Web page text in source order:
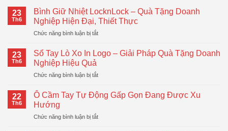
23
Th6
Bình Giữ Nhiệt LocknLock – Quà Tặng Doanh
Nghiệp Hiện Đại, Thiết Thực
Chức năng bình luận bị tắtở
Nhiệt
–
Tặng
Hiện
23
Th6
Sổ Tay Lò Xo In Logo – Giải Pháp Quà Tặng Doanh
Nghiệp Hiệu Quả
Chức năng bình luận bị tắtở
Tay
In
22
Th6
Ô Cầm Tay Tự Động Gấp Gọn Đang Được Xu
Hướng
Chức năng bình luận bị tắtở